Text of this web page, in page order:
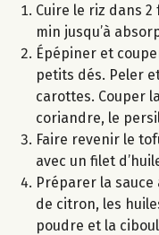
Cuire le riz dans 2
min jusqu’à
Épépiner et
petits dés. Peler
carottes. Couper
coriandre, le
Faire revenir le
avec un filet
Préparer la sauce
de citron, les
poudre et la